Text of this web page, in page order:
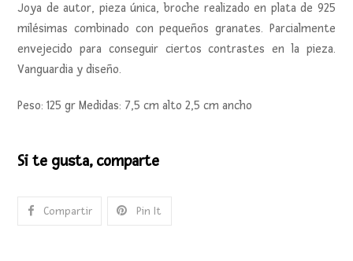
Joya de autor, pieza única, broche realizado en plata de 925
milésimas combinado con pequeños granates. Parcialmente
envejecido para conseguir ciertos contrastes en la pieza.
Vanguardia y diseño.
Peso: 125 gr Medidas: 7,5 cm alto 2,5 cm ancho
Si te gusta, comparte
Compartir Pin It